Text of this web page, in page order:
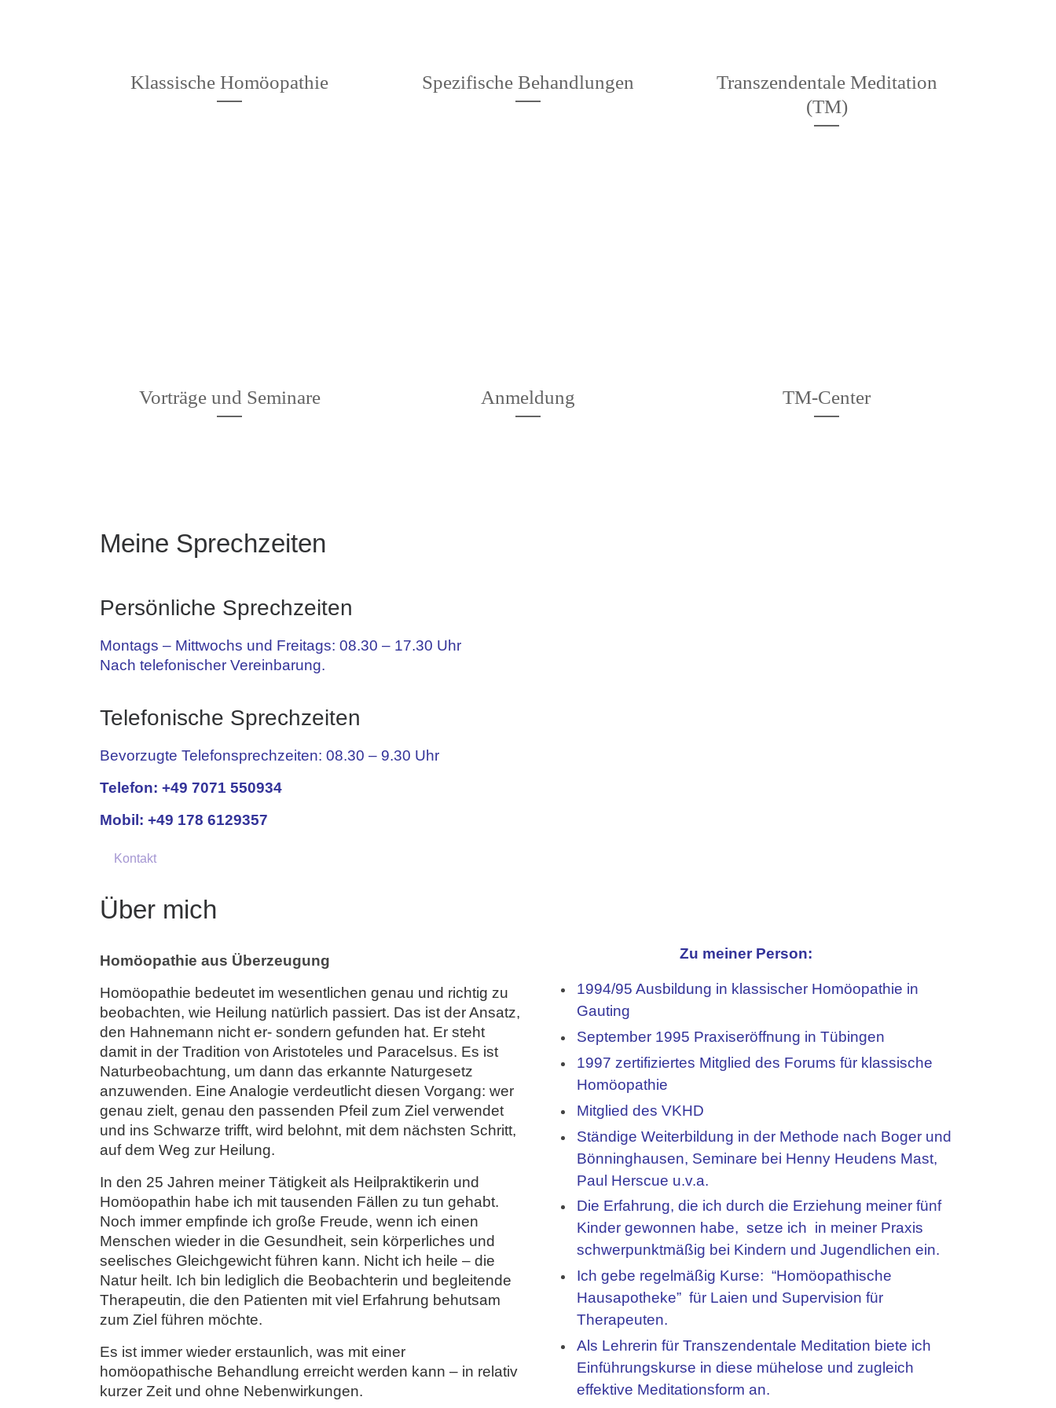
Klassische Homöopathie Spezifische Behandlungen
Transzendentale Meditation
(TM)
Vorträge und Seminare Anmeldung TM-Center
Meine Sprechzeiten
Persönliche Sprechzeiten
Montags – Mittwochs und Freitags: 08.30 – 17.30 Uhr
Nach telefonischer Vereinbarung.
Telefonische Sprechzeiten
Bevorzugte Telefonsprechzeiten: 08.30 – 9.30 Uhr
Telefon: +49 7071 550934
Mobil: +49 178 6129357
Kontakt
Über mich
Homöopathie aus Überzeugung
Homöopathie bedeutet im wesentlichen genau und richtig zu
beobachten, wie Heilung natürlich passiert. Das ist der Ansatz,
den Hahnemann nicht er- sondern gefunden hat. Er steht
damit in der Tradition von Aristoteles und Paracelsus. Es ist
Naturbeobachtung, um dann das erkannte Naturgesetz
anzuwenden. Eine Analogie verdeutlicht diesen Vorgang: wer
genau zielt, genau den passenden Pfeil zum Ziel verwendet
und ins Schwarze trifft, wird belohnt, mit dem nächsten Schritt,
auf dem Weg zur Heilung.
In den 25 Jahren meiner Tätigkeit als Heilpraktikerin und
Homöopathin habe ich mit tausenden Fällen zu tun gehabt.
Noch immer empfinde ich große Freude, wenn ich einen
Menschen wieder in die Gesundheit, sein körperliches und
seelisches Gleichgewicht führen kann. Nicht ich heile – die
Natur heilt. Ich bin lediglich die Beobachterin und begleitende
Therapeutin, die den Patienten mit viel Erfahrung behutsam
zum Ziel führen möchte.
Es ist immer wieder erstaunlich, was mit einer
homöopathische Behandlung erreicht werden kann – in relativ
kurzer Zeit und ohne Nebenwirkungen.
Zu meiner Person:
1994/95 Ausbildung in klassischer Homöopathie in
Gauting
September 1995 Praxiseröffnung in Tübingen
1997 zertifiziertes Mitglied des Forums für klassische
Homöopathie
Mitglied des VKHD
Ständige Weiterbildung in der Methode nach Boger und
Bönninghausen, Seminare bei Henny Heudens Mast,
Paul Herscue u.v.a.
Die Erfahrung, die ich durch die Erziehung meiner fünf
Kinder gewonnen habe, setze ich in meiner Praxis
schwerpunktmäßig bei Kindern und Jugendlichen ein.
Ich gebe regelmäßig Kurse: “Homöopathische
Hausapotheke” für Laien und Supervision für
Therapeuten.
Als Lehrerin für Transzendentale Meditation biete ich
Einführungskurse in diese mühelose und zugleich
effektive Meditationsform an.